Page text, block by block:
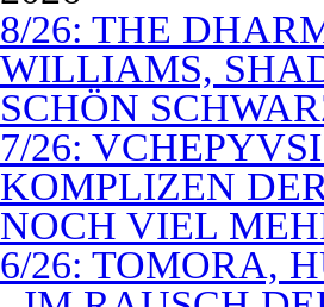
8/26: THE
WILLIAMS,
SCHÖN
7/26:
KOMPLIZEN
NOCH VIEL
6/26: TOMORA,